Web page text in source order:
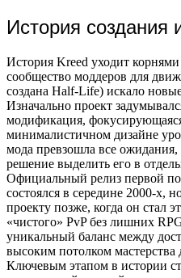
История создания
История Kreed уходит корнями
сообщество моддеров для
создана Half-Life) искало
Изначально проект
модификация,
минималистичном дизайне
мода превзошла все
решение выделить его в
Официальный релиз первой
состоялся в середине 2000-х,
проекту позже, когда он стал
«чистого» PvP без лишних
уникальный баланс между
высоким потолком мастерства
Ключевым этапом в истории